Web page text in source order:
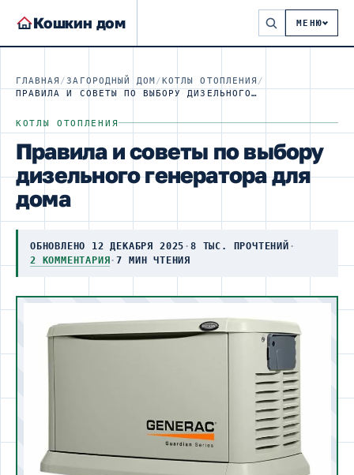
Кошкин дом МЕНЮ
ГЛАВНАЯ /ЗАГОРОДНЫЙ ДОМ /КОТЛЫ ОТОПЛЕНИЯ /
ПРАВИЛА И СОВЕТЫ ПО ВЫБОРУ ДИЗЕЛЬНОГО ГЕНЕРАТОРА ДЛЯ ДОМА
КОТЛЫ ОТОПЛЕНИЯ
Правила и советы по выбору
дизельного генератора для
дома
ОБНОВЛЕНО 12 ДЕКАБРЯ 2025 · 8 ТЫС. ПРОЧТЕНИЙ ·
2 КОММЕНТАРИЯ·7 МИН ЧТЕНИЯ